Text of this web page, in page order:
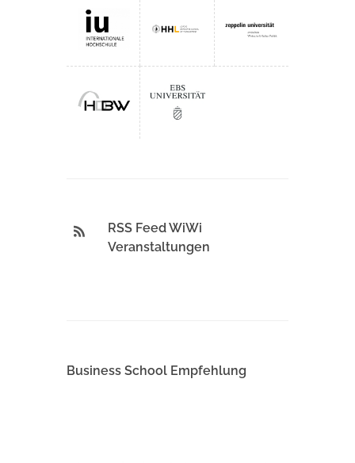
RSS Feed WiWi
Veranstaltungen
Business School Empfehlung